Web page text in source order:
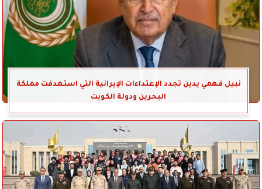
نبيل فهمي يدين تجدد الإعتداءات الإيرانية التي استهدفت مملكة
البحرين ودولة الكويت